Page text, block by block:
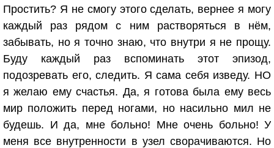
Простить? Я не смогу этого сделать, вернее я могу
каждый раз рядом с ним растворяться в нём,
забывать, но я точно знаю, что внутри я не прощу.
Буду каждый раз вспоминать этот эпизод,
подозревать его, следить. Я сама себя изведу. НО
я желаю ему счастья. Да, я готова была ему весь
мир положить перед ногами, но насильно мил не
будешь. И да, мне больно! Мне очень больно! У
меня все внутренности в узел сворачиваются. Но